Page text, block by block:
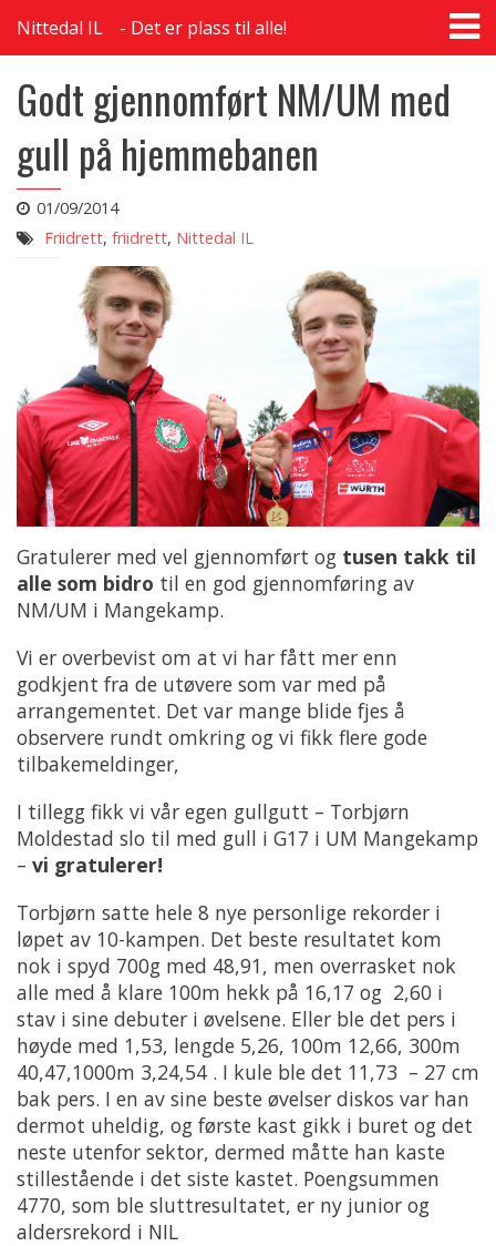
Nittedal IL Det er plass til alle!
Godt gjennomført NM/UM med
gull på hjemmebanen
01/09/2014
Friidrett, friidrett, Nittedal IL
Gratulerer med vel gjennomført og tusen takk til
alle som bidro til en god gjennomføring av
NM/UM i Mangekamp.
Vi er overbevist om at vi har fått mer enn
godkjent fra de utøvere som var med på
arrangementet. Det var mange blide fjes å
observere rundt omkring og vi fikk flere gode
tilbakemeldinger,
I tillegg fikk vi vår egen gullgutt – Torbjørn
Moldestad slo til med gull i G17 i UM Mangekamp
– vi gratulerer!
Torbjørn satte hele 8 nye personlige rekorder i
løpet av 10-kampen. Det beste resultatet kom
nok i spyd 700g med 48,91, men overrasket nok
alle med å klare 100m hekk på 16,17 og 2,60 i
stav i sine debuter i øvelsene. Eller ble det pers i
høyde med 1,53, lengde 5,26, 100m 12,66, 300m
40,47,1000m 3,24,54 . I kule ble det 11,73 – 27 cm
bak pers. I en av sine beste øvelser diskos var han
dermot uheldig, og første kast gikk i buret og det
neste utenfor sektor, dermed måtte han kaste
stillestående i det siste kastet. Poengsummen
4770, som ble sluttresultatet, er ny junior og
aldersrekord i NIL